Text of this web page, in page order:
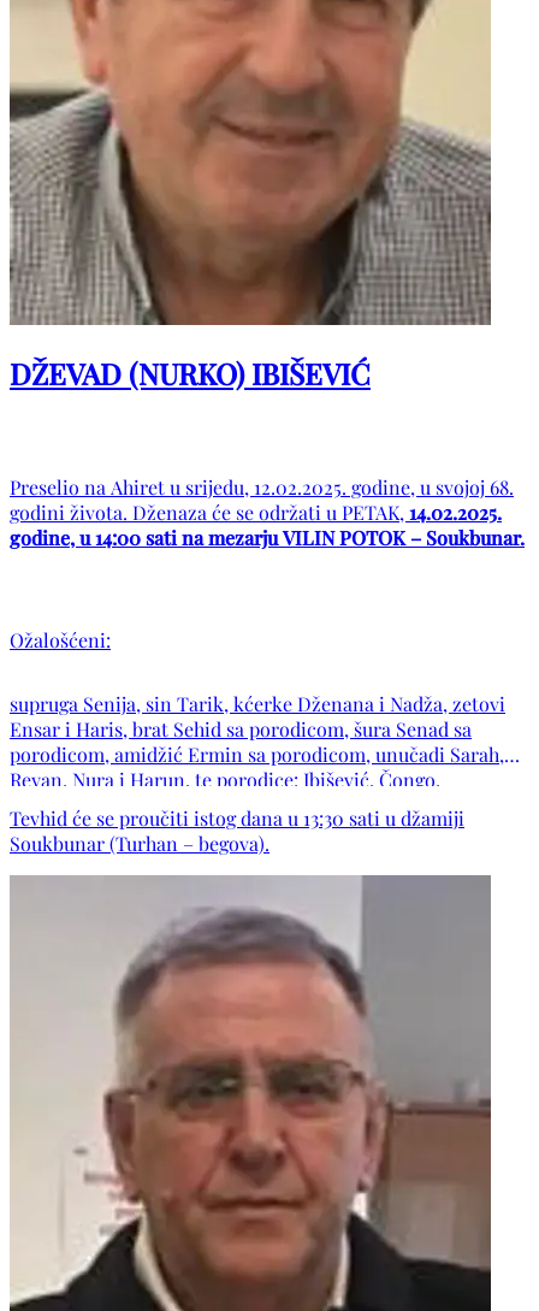
DŽEVAD (NURKO) IBIŠEVIĆ
Preselio na Ahiret u srijedu, 12.02.2025. godine, u svojoj 68.
godini života. Dženaza će se održati u PETAK, 14.02.2025.
godine, u 14:00 sati na mezarju VILIN POTOK – Soukbunar.
Ožalošćeni:
supruga Senija, sin Tarik, kćerke Dženana i Nadža, zetovi
Ensar i Haris, brat Sehid sa porodicom, šura Senad sa
porodicom, amidžić Ermin sa porodicom, unučadi Sarah,
Reyan, Nura i Harun, te porodice: Ibišević, Čongo,
Osmanović, Džananović, Gackić, Jamaković, Šeta, Pašić,
Suljagić, Bahtanović, Pinjo, Dajdžić, Krcić, Kočak, Ibrić,
Korić, Abadžić, Kafadar, Pavlić, te ostala mnogobrojna
rodbina, komšije i prijatelji.
Tevhid će se proučiti istog dana u 13:30 sati u džamiji
Soukbunar (Turhan – begova).